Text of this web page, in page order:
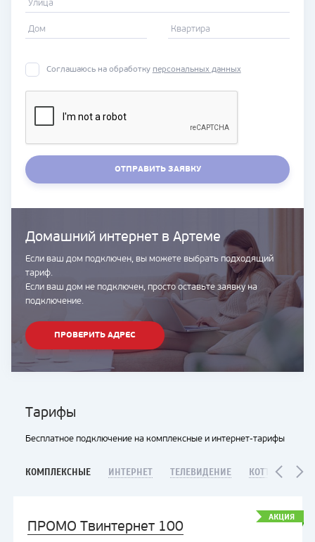
Соглашаюсь на обработку персональных данных
ОТПРАВИТЬ ЗАЯВКУ
Домашний интернет в Артеме
Если ваш дом подключен, вы можете выбрать подходящий
тариф.
Если ваш дом не подключен, просто оставьте заявку на
подключение.
ПРОВЕРИТЬ АДРЕС
Тарифы
Бесплатное подключение на комплексные и интернет-тарифы
КОМПЛЕКСНЫЕ ИНТЕРНЕТ ТЕЛЕВИДЕНИЕ КОТТЕДЖИ
АКЦИЯ
ПРОМО Твинтернет 100